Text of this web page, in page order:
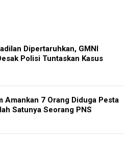
Dipertaruhkan, GMNI
Polisi Tuntaskan Kasus
Amankan 7 Orang Diduga Pesta
Satunya Seorang PNS